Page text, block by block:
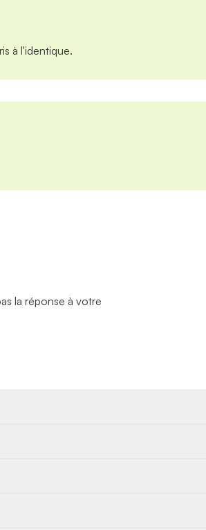
à l'identique.
la réponse à votre